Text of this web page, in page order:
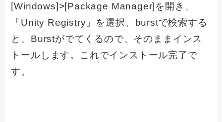
[Windows]>[Package Manager]を開き、
「Unity Registry」を選択、burstで検索する
と、Burstがでてくるので、そのままインス
トールします。これでインストール完了で
す。